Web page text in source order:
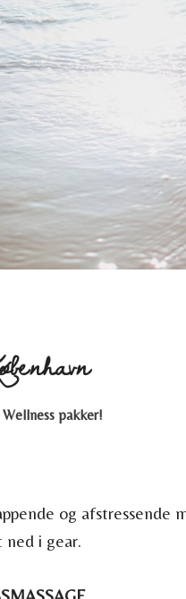
pakker!
og afstressende
ned i gear.